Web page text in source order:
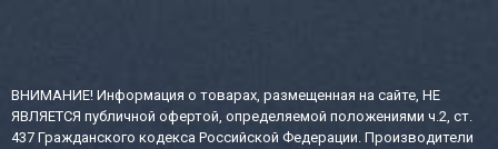
ВНИМАНИЕ! Информация о товарах, размещенная на сайте, НЕ
ЯВЛЯЕТСЯ публичной офертой, определяемой положениями ч.2, ст.
437 Гражданского кодекса Российской Федерации. Производители